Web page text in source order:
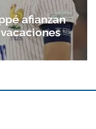
afianzan